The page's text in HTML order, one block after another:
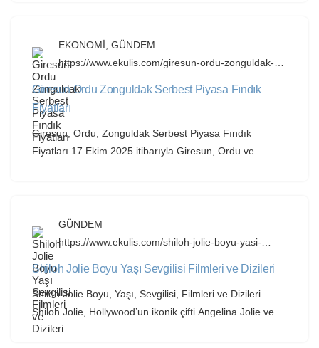
vatandaşlık hakkıdır. 2026 yılı itibarıyla güncellenen
destek paketlerine ve bu yardımların bürokratik başvuru
yollarına dair rehberimiz aşağıdadır. 1. Engelli […]
EKONOMİ GÜNDEM
https://www.ekulis.com/giresun-ordu-zonguldak-
Giresun Ordu Zonguldak Serbest Piyasa Fındık
Fiyatları
Giresun, Ordu, Zonguldak Serbest Piyasa Fındık
Fiyatları 17 Ekim 2025 itibarıyla Giresun, Ordu ve
gerçekleşirken, Ordu 349 TL ve Zonguldak 345 TL ile
takip etmektedir. Bu fiyatlar, rekolte beklentileri ve
ihracat talebiyle hafif yükseliş eğilimindedir. Giresun […]
GÜNDEM
https://www.ekulis.com/shiloh-jolie-boyu-yasi-
Shiloh Jolie Boyu Yaşı Sevgilisi Filmleri ve Dizileri
Shiloh Jolie Boyu, Yaşı, Sevgilisi, Filmleri ve Dizileri
Shiloh Jolie, Hollywood’un ikonik çifti Angelina Jolie ve
Brad Pitt’in biyolojik kızı olup, 2006 doğumlu genç bir